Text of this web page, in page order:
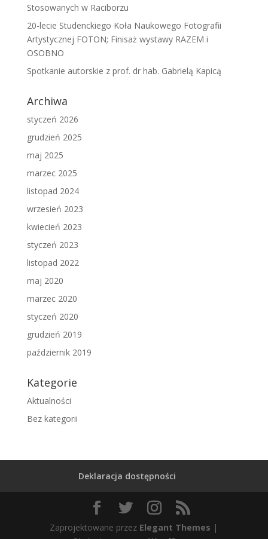
Stosowanych w Raciborzu
20-lecie Studenckiego Koła Naukowego Fotografii
Artystycznej FOTON; Finisaż wystawy RAZEM i
OSOBNO
Spotkanie autorskie z prof. dr hab. Gabrielą Kapicą
Archiwa
styczeń 2026
grudzień 2025
maj 2025
marzec 2025
listopad 2024
wrzesień 2023
kwiecień 2023
styczeń 2023
listopad 2022
maj 2020
marzec 2020
styczeń 2020
grudzień 2019
październik 2019
Kategorie
Aktualności
Bez kategorii
Deklaracja dostępności
Zaprojektowane przez Elegant Themes |